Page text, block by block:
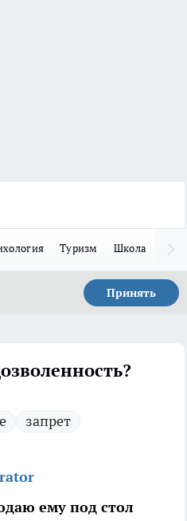
Туризм Школа
Принять
запрет
ему под стол